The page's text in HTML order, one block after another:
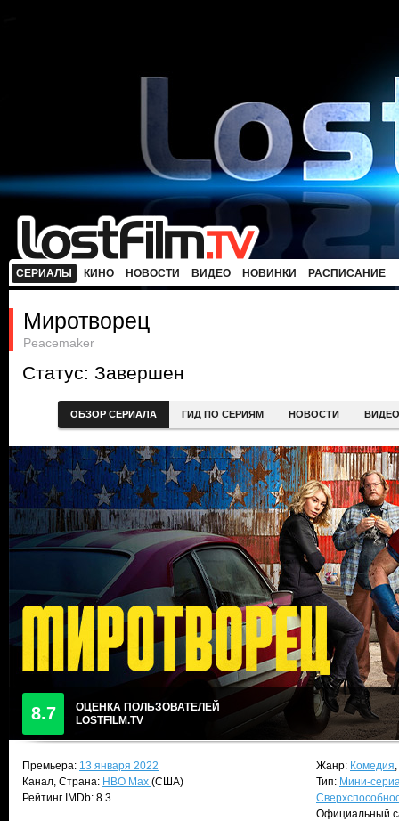
СЕРИАЛЫ КИНО НОВОСТИ ВИДЕО НОВИНКИ РАСПИСАНИЕ
Миротворец
Peacemaker
Статус: Завершен
ОБЗОР СЕРИАЛА ГИД ПО СЕРИЯМ НОВОСТИ ВИДЕО
8.7
ОЦЕНКА ПОЛЬЗОВАТЕЛЕЙ
LOSTFILM.TV
Премьера: 13 января 2022
Канал, Страна: HBO Max (США)
Рейтинг IMDb: 8.3
Жанр: Комедия,
Тип: Мини-
Официальный